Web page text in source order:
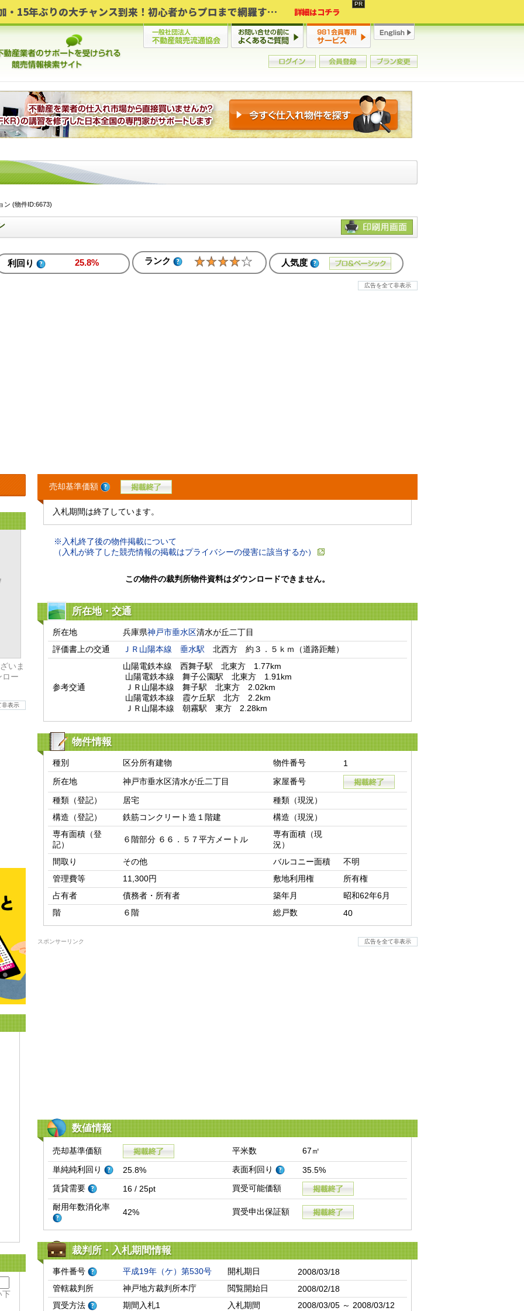
2年連続増加・15年ぶりの大チャンス到来！初心者からプロまで網羅する「競売不動産・超実践投資セミナー」♦神奈川県 横浜 in 神奈川 詳細はコチラ
ン (物件ID:6673)
利回り 25.8% ランク 人気度
広告を全て非表示
いま
ロー
非表示
下
売却基準価額
入札期間は終了しています。
※入札終了後の物件掲載について
（入札が終了した競売情報の掲載はプライバシーの侵害に該当するか）
この物件の裁判所物件資料はダウンロードできません。
所在地・交通
所在地 兵庫県神戸市垂水区清水が丘二丁目
評価書上の交通
ＪＲ山陽本線 垂水駅 北西方　約３．５ｋｍ（道路距離）
参考交通
山陽電鉄本線　西舞子駅　北東方　1.77km
ＪＲ山陽本線　朝霧駅　東方　2.28km
物件情報
種別 区分所有建物 物件番号
1
所在地
神戸市垂水区清水が丘二丁目
家屋番号
種類（登記）
居宅
種類（現況）
構造（登記）
鉄筋コンクリート造１階建
構造（現況）
専有面積（登
記）
６階部分 ６６．５７平方メートル
専有面積（現
況）
間取り
その他 バルコニー面積
不明
管理費等
11,300円 敷地利用権
所有権
占有者
債務者・所有者 築年月
昭和62年6月
階
６階 総戸数 40
スポンサーリンク 広告を全て非表示
数値情報
売却基準価額 平米数
67㎡
単純純利回り
25.8% 表面利回り
35.5%
賃貸需要
16 / 25pt
買受可能価額
耐用年数消化率
42% 買受申出保証額
裁判所・入札期間情報
事件番号 平成19年（ケ）第530号 開札期日
2008/03/18
管轄裁判所
神戸地方裁判所本庁 閲覧開始日
2008/02/18
買受方法
期間入札1 入札期間
2008/03/05 ～ 2008/03/12